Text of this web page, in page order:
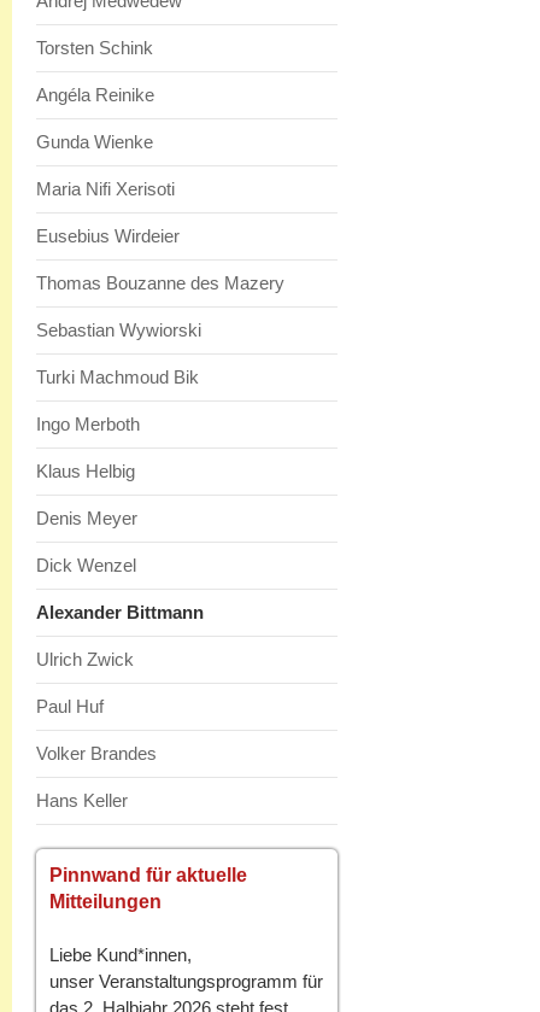
Torsten Schink
Angéla Reinike
Gunda Wienke
Maria Nifi Xerisoti
Eusebius Wirdeier
Thomas Bouzanne des Mazery
Sebastian Wywiorski
Turki Machmoud Bik
Ingo Merboth
Klaus Helbig
Denis Meyer
Dick Wenzel
Alexander Bittmann
Ulrich Zwick
Paul Huf
Volker Brandes
Hans Keller
Pinnwand für aktuelle
Mitteilungen
Liebe Kund*innen,
unser Veranstaltungsprogramm für
das 2. Halbjahr 2026 steht fest.